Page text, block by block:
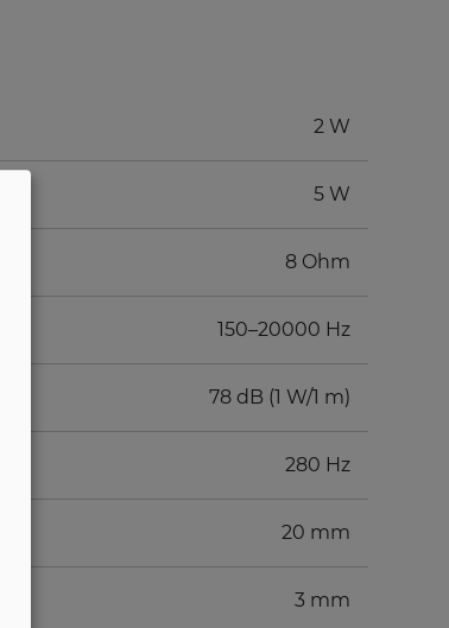
2 W
5 W
8 Ohm
150–20000 Hz
78 dB (1 W/1 m)
280 Hz
20 mm
3 mm